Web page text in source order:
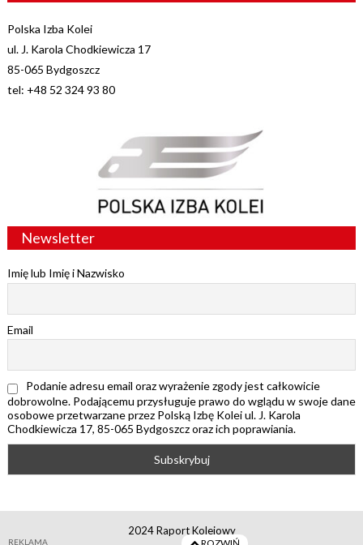
REKLAMA
Polska Izba Kolei
ul. J. Karola Chodkiewicza 17
85-065 Bydgoszcz
tel: +48 52 324 93 80
Newsletter
Imię lub Imię i Nazwisko
Email
Podanie adresu email oraz wyrażenie zgody jest całkowicie
dobrowolne. Podającemu przysługuje prawo do wglądu w swoje dane
osobowe przetwarzane przez Polską Izbę Kolei ul. J. Karola
Chodkiewicza 17, 85-065 Bydgoszcz oraz ich poprawiania.
2024 Raport Kolejowy